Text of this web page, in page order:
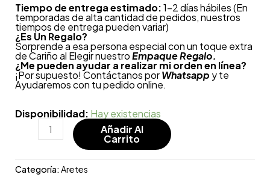
Tiempo de entrega estimado:1-2 días hábiles (En
temporadas de alta cantidad de pedidos, nuestros
tiempos de entrega pueden variar)
¿Es Un Regalo?
Sorprende a esa persona especial con un toque extra
de Cariño al Elegir nuestroEmpaque Regalo.
¿Me pueden ayudar a realizar mi orden en línea?
¡Por supuesto! Contáctanos porWhatsapp y te
Ayudaremos con tu pedido online.
Disponibilidad: Hay existencias
Añadir Al
Carrito
Categoría:Aretes